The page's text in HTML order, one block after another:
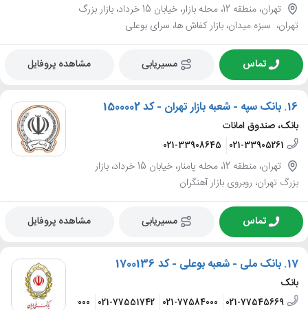
تهران، منطقه 12، محله بازار، خیابان 15 خرداد، بازار بزرگ
تهران، ‌ سبزه میدان، بازار کفاش ها، سرای بوعلی
تماس مسیریابی مشاهده پروفایل
16. بانک سپه - شعبه بازار تهران - کد 1500002
بانک، صندوق امانات
021-33905261
021-33908645
تهران، منطقه 12، محله پامنار، خیابان 15 خرداد، بازار
بزرگ تهران، روبروی بازار آهنگران
تماس مسیریابی مشاهده پروفایل
17. بانک ملی - شعبه بوعلی - کد 1700136
بانک
021-77545669
021-77584000
021-77551742
021-77594000